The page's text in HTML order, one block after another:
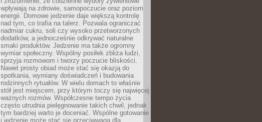
wpływają na zdrowie, samopoczucie oraz poziom
energii. Domowe jedzenie daje większą kontrolę
nad tym, co trafia na talerz. Pozwala ograniczać
nadmiar cukru, soli czy wysoko przetworzonych
dodatków, a jednocześnie odkrywać naturalne
smaki produktów. Jedzenie ma także ogromny
wymiar społeczny. Wspólny posiłek zbliża ludzi,
sprzyja rozmowom i tworzy poczucie bliskości.
Nawet prosty obiad może stać się okazją do
spotkania, wymiany doświadczeń i budowania
rodzinnych rytuałów. W wielu domach to właśnie
stół jest miejscem, przy którym toczy się najwięcej
ważnych rozmów. Współczesne tempo życia
często utrudnia pielęgnowanie takich chwil, jednak
tym bardziej warto je doceniać. Wspólne gotowanie
i jedzenie może stać się przeciwwagą dla